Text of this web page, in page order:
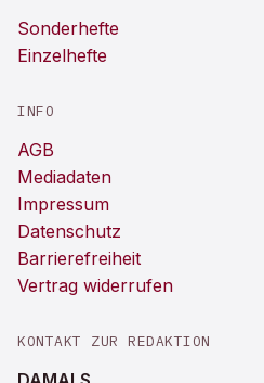
Sonderhefte
Einzelhefte
INFO
AGB
Mediadaten
Impressum
Datenschutz
Barrierefreiheit
Vertrag widerrufen
KONTAKT ZUR REDAKTION